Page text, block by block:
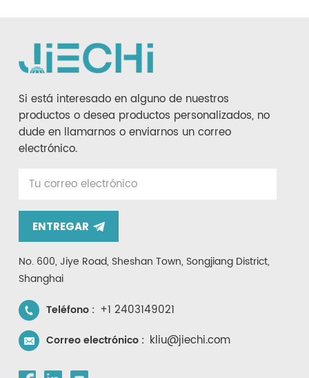
Si está interesado en alguno de nuestros
productos o desea productos personalizados, no
dude en llamarnos o enviarnos un correo
electrónico.
ENTREGAR
No. 600, Jiye Road, Sheshan Town, Songjiang District,
Shanghai
Teléfono : +1 2403149021
Correo electrónico : kliu@jiechi.com